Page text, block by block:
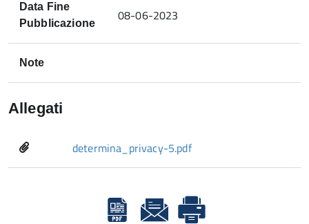
Data Fine
Pubblicazione
08-06-2023
Note
Allegati
determina_privacy-5.pdf